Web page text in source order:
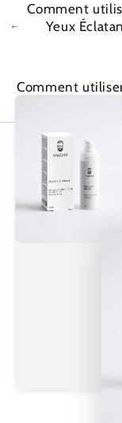
Comment
Yeux
Comment